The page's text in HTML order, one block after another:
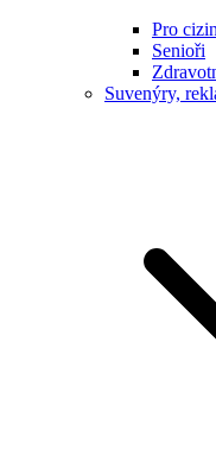
Pro
Senioři
Suvenýry,